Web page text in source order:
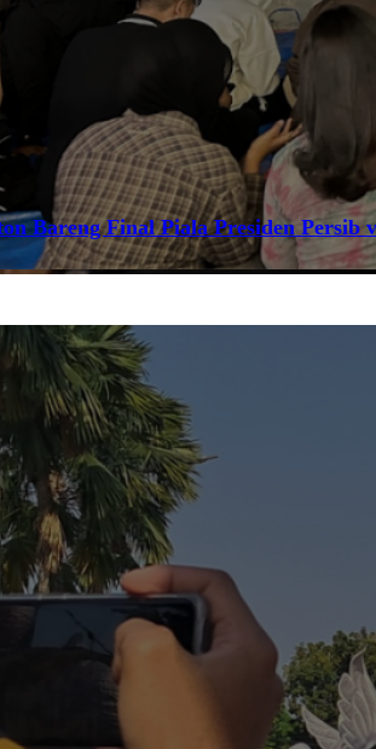
Bareng Final Piala Presiden Persib